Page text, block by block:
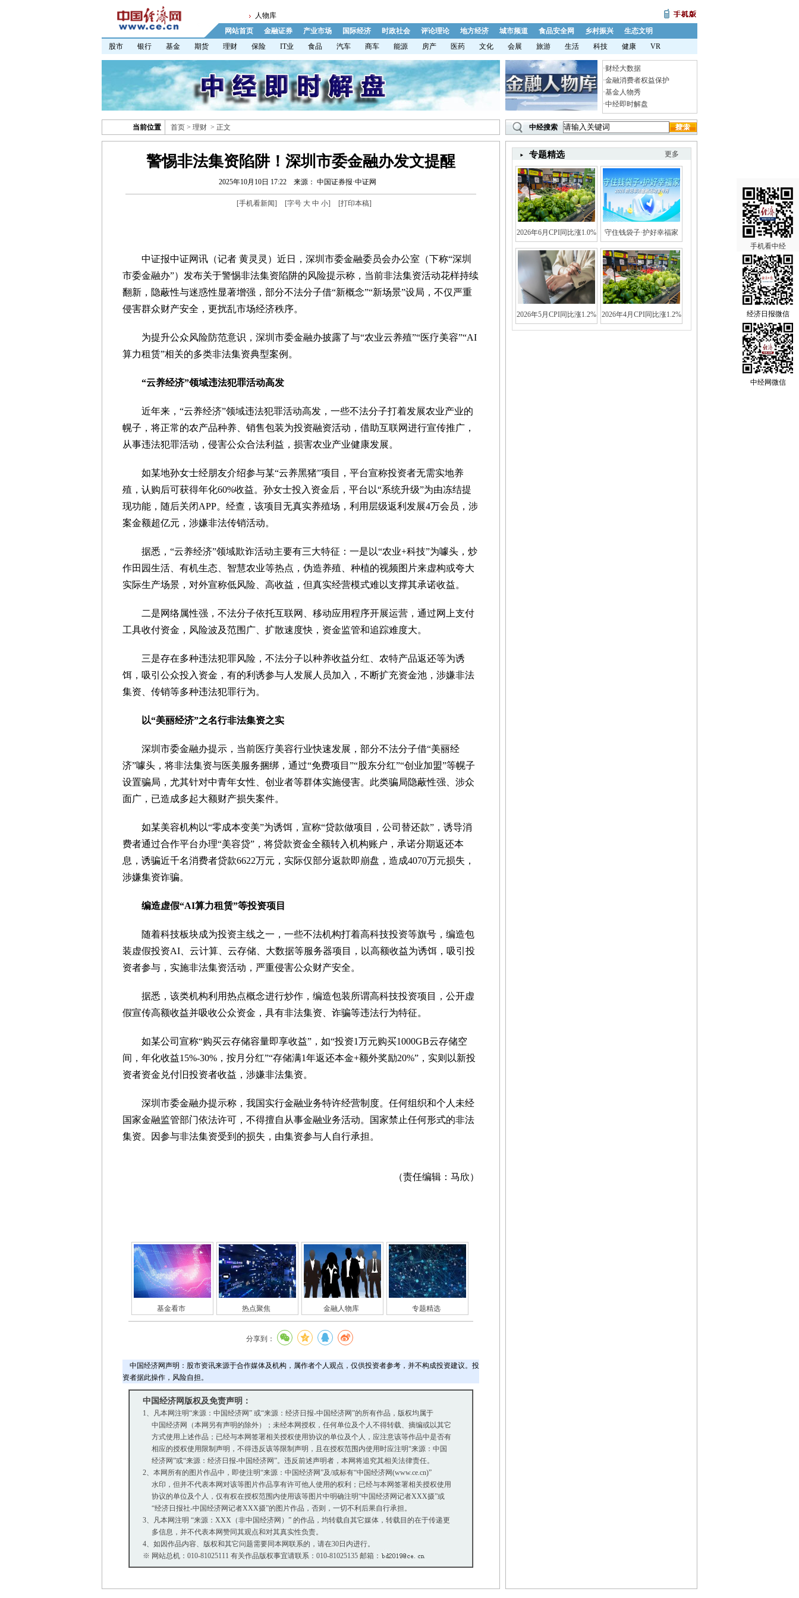
手机看中经
经济日报微信
中经网微信
人物库
网站首页
金融证券 产业市场 国际经济 时政社会 评论理论 地方经济 城市频道 食品安全网 乡村振兴
生态文明
股市
银行 基金 期货 理财 保险 IT业 食品 汽车 商车 能源 房产 医药 文化 会展 旅游 生活 科技 健康 VR
·财经大数据
·金融消费者权益保护
·基金人物秀
·中经即时解盘
当前位置 首页 > 理财 > 正文 中经搜索
警惕非法集资陷阱！深圳市委金融办发文提醒
2025年10月10日 17:22 来源： 中国证券报·中证网
[手机看新闻] [字号 大 中 小] [打印本稿]
中证报中证网讯（记者 黄灵灵）近日，深圳市委金融委员会办公室（下称“深圳
市委金融办”）发布关于警惕非法集资陷阱的风险提示称，当前非法集资活动花样持续
翻新，隐蔽性与迷惑性显著增强，部分不法分子借“新概念”“新场景”设局，不仅严重
侵害群众财产安全，更扰乱市场经济秩序。
为提升公众风险防范意识，深圳市委金融办披露了与“农业云养殖”“医疗美容”“AI
算力租赁”相关的多类非法集资典型案例。
“云养经济”领域违法犯罪活动高发
近年来，“云养经济”领域违法犯罪活动高发，一些不法分子打着发展农业产业的
幌子，将正常的农产品种养、销售包装为投资融资活动，借助互联网进行宣传推广，
从事违法犯罪活动，侵害公众合法利益，损害农业产业健康发展。
如某地孙女士经朋友介绍参与某“云养黑猪”项目，平台宣称投资者无需实地养
殖，认购后可获得年化60%收益。孙女士投入资金后，平台以“系统升级”为由冻结提
现功能，随后关闭APP。经查，该项目无真实养殖场，利用层级返利发展4万会员，涉
案金额超亿元，涉嫌非法传销活动。
据悉，“云养经济”领域欺诈活动主要有三大特征：一是以“农业+科技”为噱头，炒
作田园生活、有机生态、智慧农业等热点，伪造养殖、种植的视频图片来虚构或夸大
实际生产场景，对外宣称低风险、高收益，但真实经营模式难以支撑其承诺收益。
二是网络属性强，不法分子依托互联网、移动应用程序开展运营，通过网上支付
工具收付资金，风险波及范围广、扩散速度快，资金监管和追踪难度大。
三是存在多种违法犯罪风险，不法分子以种养收益分红、农特产品返还等为诱
饵，吸引公众投入资金，有的利诱参与人发展人员加入，不断扩充资金池，涉嫌非法
集资、传销等多种违法犯罪行为。
以“美丽经济”之名行非法集资之实
深圳市委金融办提示，当前医疗美容行业快速发展，部分不法分子借“美丽经
济”噱头，将非法集资与医美服务捆绑，通过“免费项目”“股东分红”“创业加盟”等幌子
设置骗局，尤其针对中青年女性、创业者等群体实施侵害。此类骗局隐蔽性强、涉众
面广，已造成多起大额财产损失案件。
如某美容机构以“零成本变美”为诱饵，宣称“贷款做项目，公司替还款”，诱导消
费者通过合作平台办理“美容贷”，将贷款资金全额转入机构账户，承诺分期返还本
息，诱骗近千名消费者贷款6622万元，实际仅部分返款即崩盘，造成4070万元损失，
涉嫌集资诈骗。
编造虚假“AI算力租赁”等投资项目
随着科技板块成为投资主线之一，一些不法机构打着高科技投资等旗号，编造包
装虚假投资AI、云计算、云存储、大数据等服务器项目，以高额收益为诱饵，吸引投
资者参与，实施非法集资活动，严重侵害公众财产安全。
据悉，该类机构利用热点概念进行炒作，编造包装所谓高科技投资项目，公开虚
假宣传高额收益并吸收公众资金，具有非法集资、诈骗等违法行为特征。
如某公司宣称“购买云存储容量即享收益”，如“投资1万元购买1000GB云存储空
间，年化收益15%-30%，按月分红”“存储满1年返还本金+额外奖励20%”，实则以新投
资者资金兑付旧投资者收益，涉嫌非法集资。
深圳市委金融办提示称，我国实行金融业务特许经营制度。任何组织和个人未经
国家金融监管部门依法许可，不得擅自从事金融业务活动。国家禁止任何形式的非法
集资。因参与非法集资受到的损失，由集资参与人自行承担。
（责任编辑：马欣）
基金看市 热点聚焦 金融人物库 专题精选
分享到：
中国经济网声明：股市资讯来源于合作媒体及机构，属作者个人观点，仅供投资者参考，并不构成投资建议。投
资者据此操作，风险自担。
中国经济网版权及免责声明：
1、凡本网注明“来源：中国经济网” 或“来源：经济日报-中国经济网”的所有作品，版权均属于
中国经济网（本网另有声明的除外）；未经本网授权，任何单位及个人不得转载、摘编或以其它
方式使用上述作品；已经与本网签署相关授权使用协议的单位及个人，应注意该等作品中是否有
相应的授权使用限制声明，不得违反该等限制声明，且在授权范围内使用时应注明“来源：中国
经济网”或“来源：经济日报-中国经济网”。违反前述声明者，本网将追究其相关法律责任。
2、本网所有的图片作品中，即使注明“来源：中国经济网”及/或标有“中国经济网(www.ce.cn)”
水印，但并不代表本网对该等图片作品享有许可他人使用的权利；已经与本网签署相关授权使用
协议的单位及个人，仅有权在授权范围内使用该等图片中明确注明“中国经济网记者XXX摄”或
“经济日报社-中国经济网记者XXX摄”的图片作品，否则，一切不利后果自行承担。
3、凡本网注明 “来源：XXX（非中国经济网）” 的作品，均转载自其它媒体，转载目的在于传递更
多信息，并不代表本网赞同其观点和对其真实性负责。
4、如因作品内容、版权和其它问题需要同本网联系的，请在30日内进行。
※ 网站总机：010-81025111 有关作品版权事宜请联系：010-81025135 邮箱：
专题精选 更多
2026年6月CPI同比涨1.0% 守住钱袋子·护好幸福家
2026年5月CPI同比涨1.2% 2026年4月CPI同比涨1.2%